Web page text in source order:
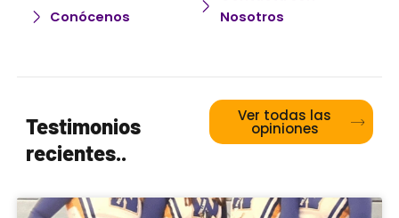
Conócenos
Nosotros
Testimonios
recientes..
Ver todas las
opiniones